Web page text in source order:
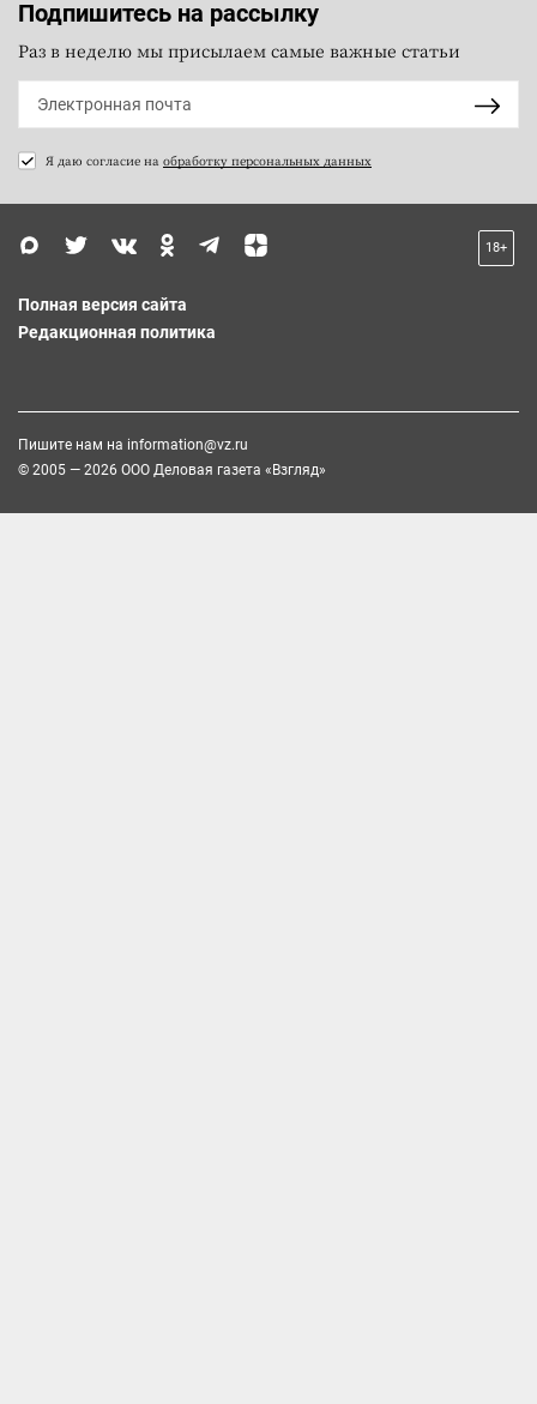
Подпишитесь на рассылку
Раз в неделю мы присылаем самые важные статьи
Я даю согласие на обработку персональных данных
18+
Полная версия сайта
Редакционная политика
Пишите нам на information@vz.ru
© 2005 — 2026 ООО Деловая газета «Взгляд»